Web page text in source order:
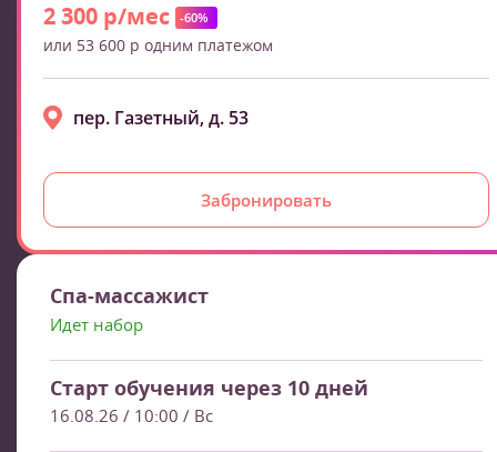
2 300 р/мес -60%
или 53 600 р одним платежом
Забронировать
пер. Газетный, д. 53
Спа-массажист
Идет набор
Старт обучения через 10 дней
16.08.26 / 10:00 / Вс